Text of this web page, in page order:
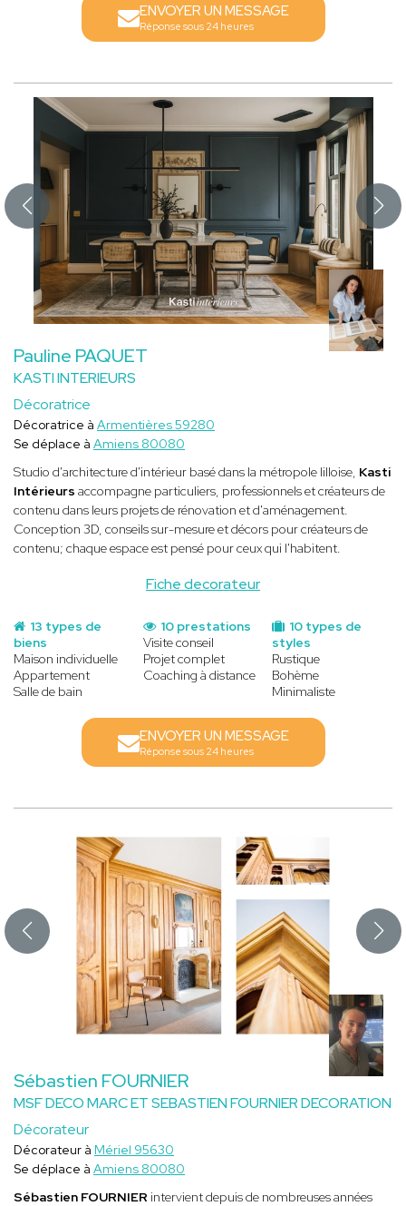
ENVOYER UN MESSAGE
Réponse sous 24 heures
Pauline PAQUET
KASTI INTERIEURS
Décoratrice
Fiche decorateur
Décoratrice à Armentières 59280
Se déplace à Amiens 80080
Studio d'architecture d'intérieur basé dans la métropole lilloise, Kasti
Intérieurs accompagne particuliers, professionnels et créateurs de
contenu dans leurs projets de rénovation et d'aménagement.
Conception 3D, conseils sur-mesure et décors pour créateurs de
contenu; chaque espace est pensé pour ceux qui l'habitent.
13 types de
biens
Maison individuelle
Appartement
Salle de bain
10 types de
styles
Rustique
Bohème
Minimaliste
10 prestations
Visite conseil
Projet complet
Coaching à distance
ENVOYER UN MESSAGE
Réponse sous 24 heures
Sébastien FOURNIER
MSF DECO MARC ET SEBASTIEN FOURNIER DECORATION
Décorateur
Décorateur à Mériel 95630
Se déplace à Amiens 80080
Sébastien FOURNIER intervient depuis de nombreuses années